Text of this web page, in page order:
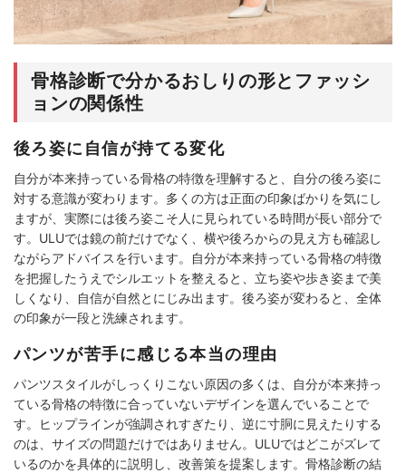
骨格診断で分かるおしりの形とファッシ
ョンの関係性
後ろ姿に自信が持てる変化
自分が本来持っている骨格の特徴を理解すると、自分の後ろ姿に
対する意識が変わります。多くの方は正面の印象ばかりを気にし
ますが、実際には後ろ姿こそ人に見られている時間が長い部分で
す。ULUでは鏡の前だけでなく、横や後ろからの見え方も確認し
ながらアドバイスを行います。自分が本来持っている骨格の特徴
を把握したうえでシルエットを整えると、立ち姿や歩き姿まで美
しくなり、自信が自然とにじみ出ます。後ろ姿が変わると、全体
の印象が一段と洗練されます。
パンツが苦手に感じる本当の理由
パンツスタイルがしっくりこない原因の多くは、自分が本来持っ
ている骨格の特徴に合っていないデザインを選んでいることで
す。ヒップラインが強調されすぎたり、逆に寸胴に見えたりする
のは、サイズの問題だけではありません。ULUではどこがズレて
いるのかを具体的に説明し、改善策を提案します。骨格診断の結